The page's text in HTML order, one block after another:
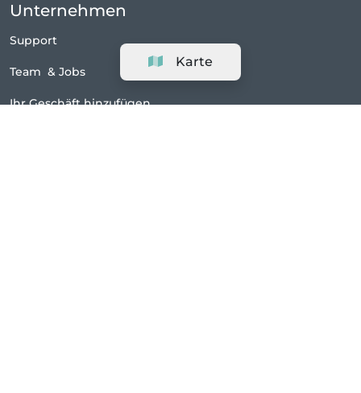
Karte
Unternehmen
Support
Team & Jobs
Ihr Geschäft hinzufügen